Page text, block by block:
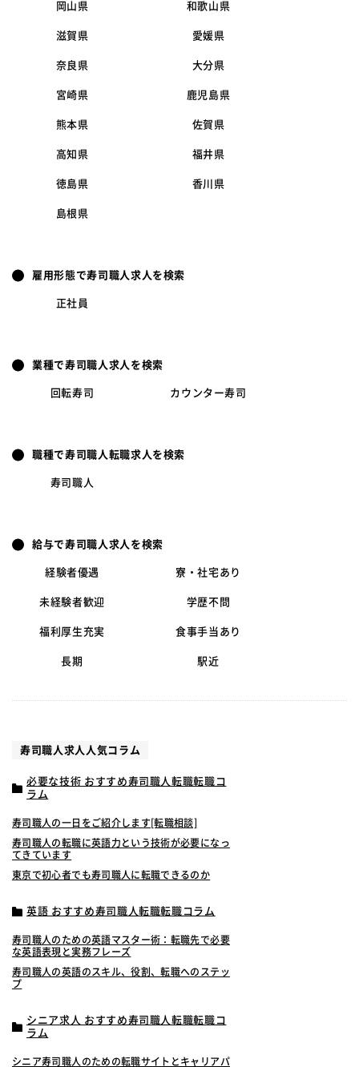
岡山県 和歌山県
滋賀県 愛媛県
奈良県 大分県
宮崎県 鹿児島県
熊本県 佐賀県
高知県 福井県
徳島県 香川県
島根県
雇用形態で寿司職人求人を検索
正社員
業種で寿司職人求人を検索
回転寿司 カウンター寿司
職種で寿司職人転職求人を検索
寿司職人
給与で寿司職人求人を検索
経験者優遇 寮・社宅あり
未経験者歓迎 学歴不問
福利厚生充実 食事手当あり
長期 駅近
寿司職人求人人気コラム
必要な技術 おすすめ寿司職人転職転職コ
ラム
寿司職人の一日をご紹介します[転職相談]
寿司職人の転職に英語力という技術が必要になっ
てきています
東京で初心者でも寿司職人に転職できるのか
英語 おすすめ寿司職人転職転職コラム
寿司職人のための英語マスター術：転職先で必要
な英語表現と実務フレーズ
寿司職人の英語のスキル、役割、転職へのステッ
プ
シニア求人 おすすめ寿司職人転職転職コ
ラム
シニア寿司職人のための転職サイトとキャリアパ